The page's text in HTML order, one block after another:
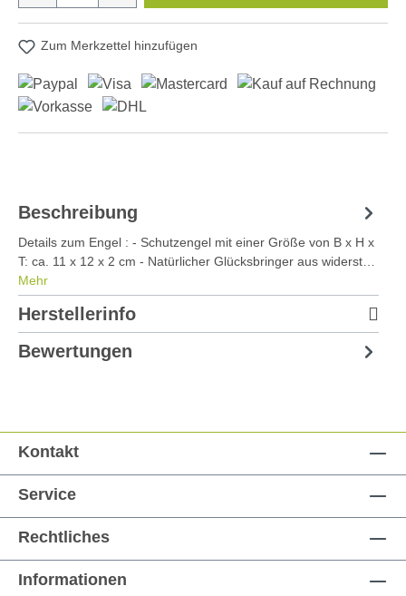
Zum Merkzettel hinzufügen
Beschreibung
Details zum Engel : - Schutzengel mit einer Größe von B x H x
T: ca. 11 x 12 x 2 cm - Natürlicher Glücksbringer aus widerst…
Mehr
Herstellerinfo
Bewertungen
Kontakt
Service
Rechtliches
Informationen